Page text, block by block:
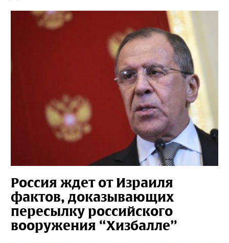
Россия ждет от Израиля
фактов, доказывающих
пересылку российского
вооружения “Хизбалле”